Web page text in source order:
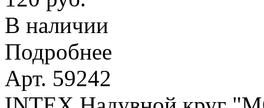
В наличии
Подробнее
Арт. 59242